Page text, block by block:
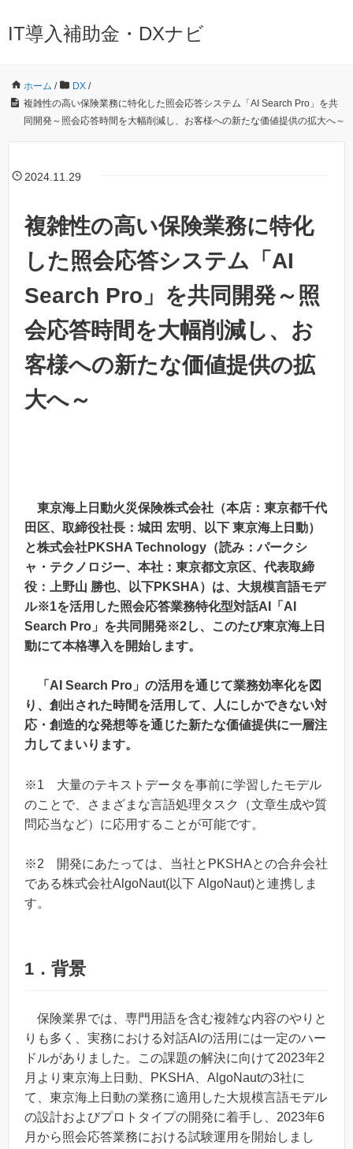
IT導入補助金・DXナビ
ホーム / DX /
複雑性の高い保険業務に特化した照会応答システム「AI Search Pro」を共
同開発～照会応答時間を大幅削減し、お客様への新たな価値提供の拡大へ～
2024.11.29
複雑性の高い保険業務に特化
した照会応答システム「AI
Search Pro」を共同開発～照
会応答時間を大幅削減し、お
客様への新たな価値提供の拡
大へ～
東京海上日動火災保険株式会社（本店：東京都千代
田区、取締役社長：城田 宏明、以下 東京海上日動）
と株式会社PKSHA Technology（読み：パークシ
ャ・テクノロジー、本社：東京都文京区、代表取締
役：上野山 勝也、以下PKSHA）は、大規模言語モデ
ル※1を活用した照会応答業務特化型対話AI「AI
Search Pro」を共同開発※2し、このたび東京海上日
動にて本格導入を開始します。
「AI Search Pro」の活用を通じて業務効率化を図
り、創出された時間を活用して、人にしかできない対
応・創造的な発想等を通じた新たな価値提供に一層注
力してまいります。
※1 大量のテキストデータを事前に学習したモデル
のことで、さまざまな言語処理タスク（文章生成や質
問応当など）に応用することが可能です。
※2 開発にあたっては、当社とPKSHAとの合弁会社
である株式会社AlgoNaut(以下 AlgoNaut)と連携しま
す。
1．背景
保険業界では、専門用語を含む複雑な内容のやりと
りも多く、実務における対話AIの活用には一定のハー
ドルがありました。この課題の解決に向けて2023年2
月より東京海上日動、PKSHA、AlgoNautの3社に
て、東京海上日動の業務に適用した大規模言語モデル
の設計およびプロトタイプの開発に着手し、2023年6
月から照会応答業務における試験運用を開始しまし